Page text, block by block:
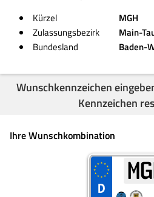
Kürzel
MGH
Zulassungsbezirk
Main-
Bundesland
Baden-
Wunschkennzeichen
Kennzeichen